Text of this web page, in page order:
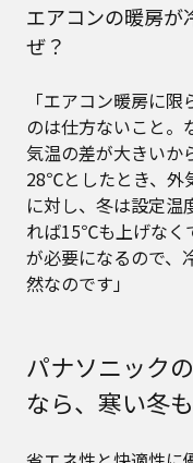
エアコンの暖房が
ぜ？
「エアコン暖房に
のは仕方ないこと。
気温の差が大きいか
28℃としたとき、
に対し、冬は設定
れば15℃も上げなく
が必要になるので、
然なのです」
パナソニック
なら、寒い冬